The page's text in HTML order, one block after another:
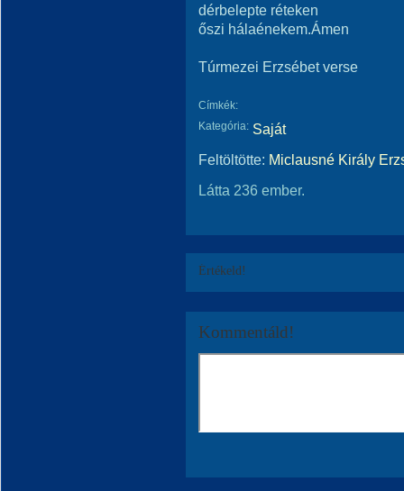
dérbelepte réteken
őszi hálaénekem.Ámen
Túrmezei Erzsébet verse
Címkék:
Kategória: Saját
Feltöltötte: Miclausné Király
Látta 236 ember.
Értékeld!
Kommentáld!